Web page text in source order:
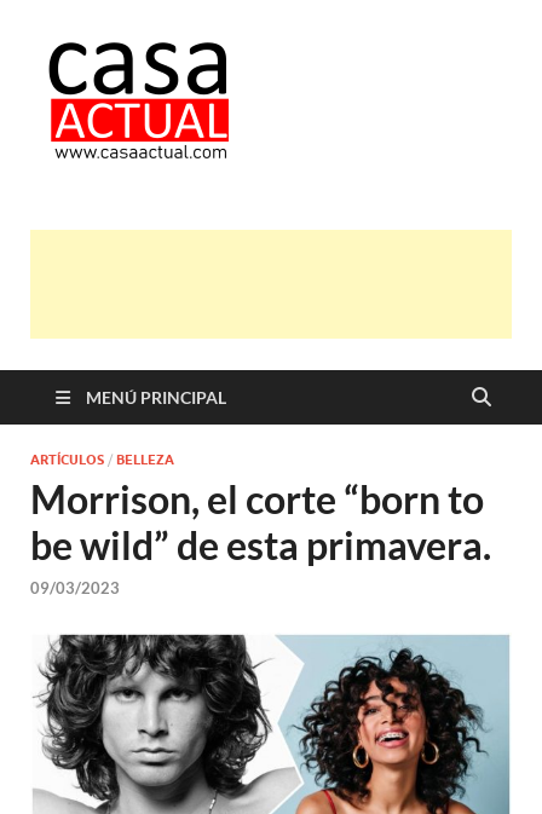
MENÚ PRINCIPAL
ARTÍCULOS / BELLEZA
Morrison, el corte “born to
be wild” de esta primavera.
09/03/2023